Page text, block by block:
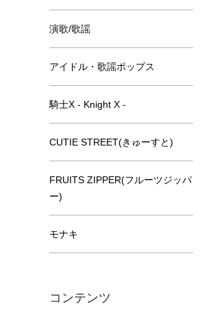
演歌/歌謡
アイドル・歌謡ポップス
騎士X - Knight X -
CUTIE STREET(きゅーすと)
FRUITS ZIPPER(フルーツジッパ
ー)
モナキ
コンテンツ